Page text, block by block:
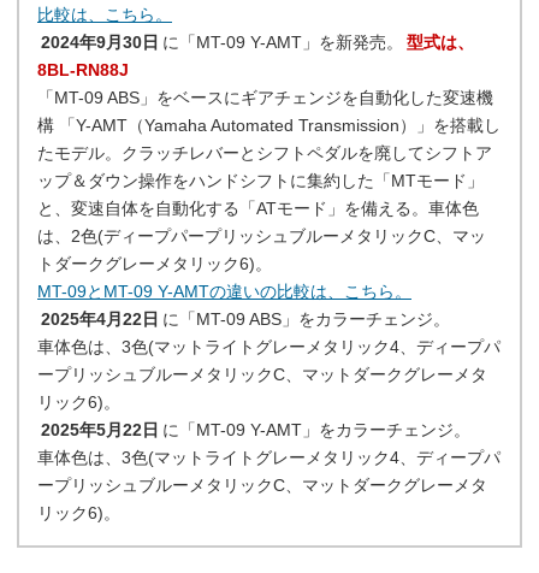
比較は、こちら。
2024年9月30日 に「MT-09 Y-AMT」を新発売。
型式は、
8BL-RN88J
「MT-09 ABS」をベースにギアチェンジを自動化した変速機
構 「Y-AMT（Yamaha Automated Transmission）」を搭載し
たモデル。クラッチレバーとシフトペダルを廃してシフトア
ップ＆ダウン操作をハンドシフトに集約した「MTモード」
と、変速自体を自動化する「ATモード」を備える。車体色
は、2色(ディープパープリッシュブルーメタリックC、マッ
トダークグレーメタリック6)。
MT-09とMT-09 Y-AMTの違いの比較は、こちら。
2025年4月22日 に「MT-09 ABS」をカラーチェンジ。
車体色は、3色(マットライトグレーメタリック4、ディープパ
ープリッシュブルーメタリックC、マットダークグレーメタ
リック6)。
2025年5月22日 に「MT-09 Y-AMT」をカラーチェンジ。
車体色は、3色(マットライトグレーメタリック4、ディープパ
ープリッシュブルーメタリックC、マットダークグレーメタ
リック6)。